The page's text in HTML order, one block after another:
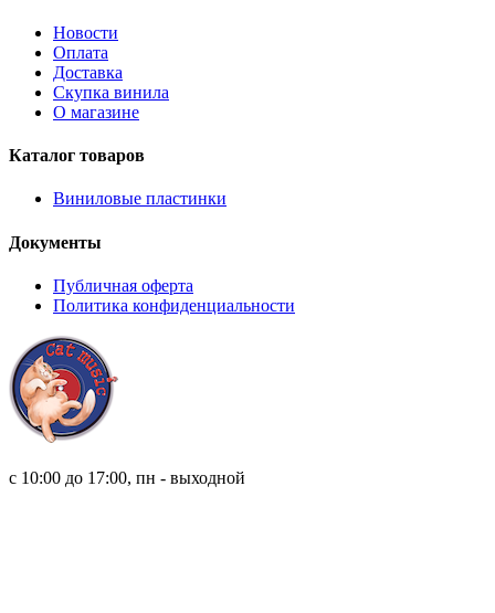
Новости
Оплата
Доставка
Скупка винила
О магазине
Каталог товаров
Виниловые пластинки
Документы
Публичная оферта
Политика конфиденциальности
с 10:00 до 17:00, пн - выходной